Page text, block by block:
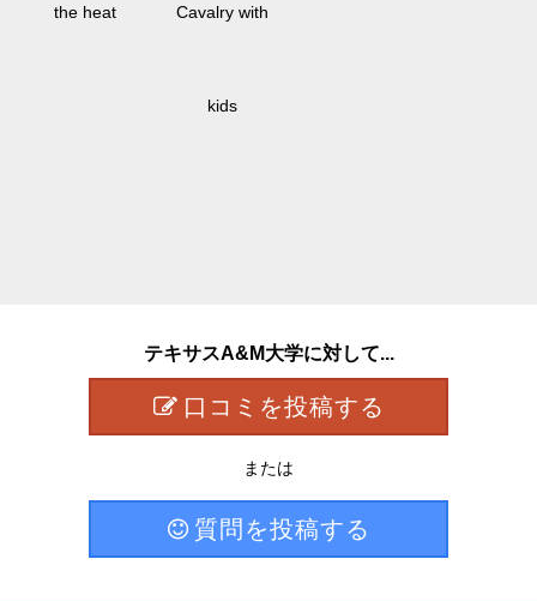
テキサスA&M大学に対して...
口コミを投稿する
または
質問を投稿する